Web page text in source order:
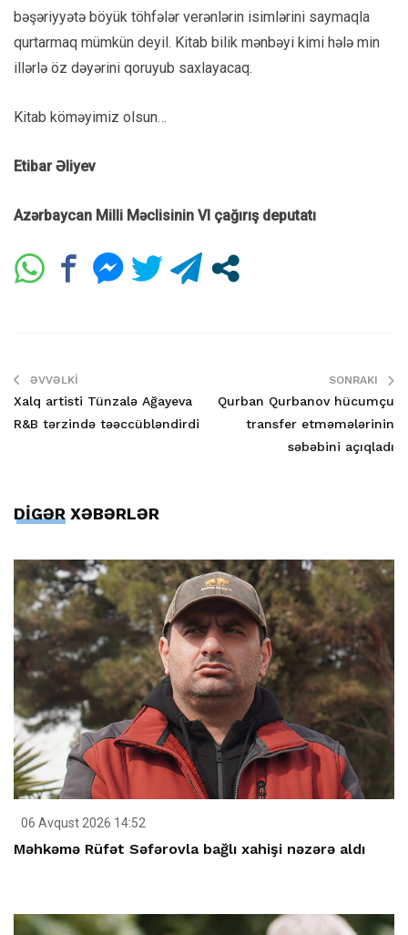
bəşəriyyətə böyük töhfələr verənlərin isimlərini saymaqla
qurtarmaq mümkün deyil. Kitab bilik mənbəyi kimi hələ min
illərlə öz dəyərini qoruyub saxlayacaq.
Kitab köməyimiz olsun…
Etibar Əliyev
Azərbaycan Milli Məclisinin VI çağırış deputatı
ƏVVƏLKI
Xalq artisti Tünzalə Ağayeva
R&B tərzində təəccübləndirdi
SONRAKI
Qurban Qurbanov hücumçu
transfer etməmələrinin
səbəbini açıqladı
DİGƏR XƏBƏRLƏR
06 Avqust 2026 14:52
Məhkəmə Rüfət Səfərovla bağlı xahişi nəzərə aldı